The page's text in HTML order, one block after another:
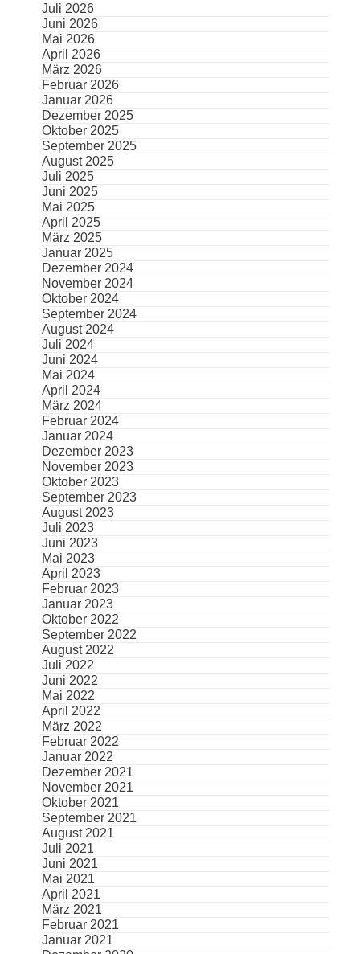
Juli 2026
Juni 2026
Mai 2026
April 2026
März 2026
Februar 2026
Januar 2026
Dezember 2025
Oktober 2025
September 2025
August 2025
Juli 2025
Juni 2025
Mai 2025
April 2025
März 2025
Januar 2025
Dezember 2024
November 2024
Oktober 2024
September 2024
August 2024
Juli 2024
Juni 2024
Mai 2024
April 2024
März 2024
Februar 2024
Januar 2024
Dezember 2023
November 2023
Oktober 2023
September 2023
August 2023
Juli 2023
Juni 2023
Mai 2023
April 2023
Februar 2023
Januar 2023
Oktober 2022
September 2022
August 2022
Juli 2022
Juni 2022
Mai 2022
April 2022
März 2022
Februar 2022
Januar 2022
Dezember 2021
November 2021
Oktober 2021
September 2021
August 2021
Juli 2021
Juni 2021
Mai 2021
April 2021
März 2021
Februar 2021
Januar 2021